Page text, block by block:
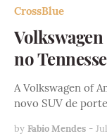
CrossBlue
no
A Volkswagen of
novo SUV de
by Fabio Mendes -